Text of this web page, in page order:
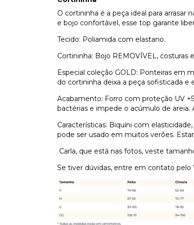
O cortininha é a peça ideal para arrasar
e bojo confortável, esse top garante
Tecido: Poliamida com elastano.
Cortininha: Bojo REMOVÍVEL, costuras
Especial coleção GOLD: Ponteiras em
do cortininha deixa a peça sofisticada e
Acabamento: Forro com proteção UV
bactérias e impede o acúmulo de
Características: Biquíni com
pode ser usado em muitos verões.
Carla, que está nas fotos, veste
Se tiver dúvidas, entre em contato